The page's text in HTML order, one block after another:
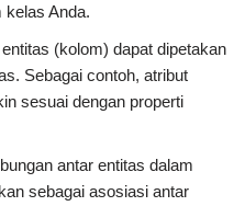
kelas Anda.
(kolom) dapat dipetakan
Sebagai contoh, atribut
sesuai dengan properti
antar entitas dalam
sebagai asosiasi antar